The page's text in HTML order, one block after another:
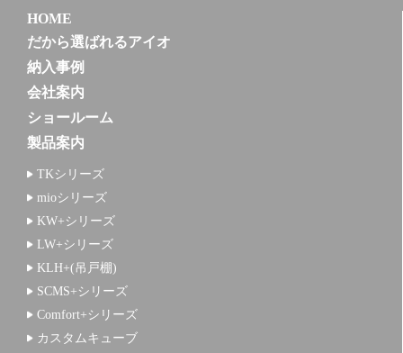
HOME
だから選ばれるアイオ
納入事例
会社案内
ショールーム
製品案内
TKシリーズ
mioシリーズ
KW+シリーズ
LW+シリーズ
KLH+(吊戸棚)
SCMS+シリーズ
Comfort+シリーズ
カスタムキューブ